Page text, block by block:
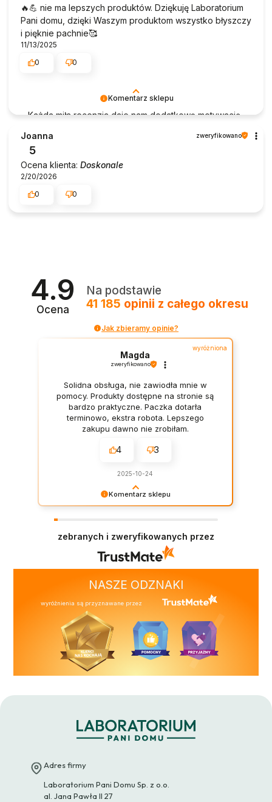
Komentarz sklepu
Każda miła recenzja daje nam dodatkową motywację.
🔥💪 nie ma lepszych produktów. Dziękuję Laboratorium
Pani domu, dzięki Waszym produktom wszystko błyszczy
i pięknie pachnie🥰
11/13/2025
0
0
Joanna zweryfikowano
5
Ocena klienta: Doskonale
2/20/2026
0
0
4.9
Ocena
Na podstawie
41 185 opinii z całego okresu
Jak zbieramy opinie?
Komentarz sklepu
wyróżniona
Magda
zweryfikowano
Solidna obsługa, nie zawiodła mnie w
pomocy. Produkty dostępne na stronie są
bardzo praktyczne. Paczka dotarła
terminowo, ekstra robota. Lepszego
zakupu dawno nie zrobiłam.
4 3
2025-10-24
zebranych i zweryfikowanych przez
NASZE ODZNAKI
wyróżnienia są przyznawane przez
Adres firmy
Laboratorium Pani Domu Sp. z o.o.
al. Jana Pawła II 27